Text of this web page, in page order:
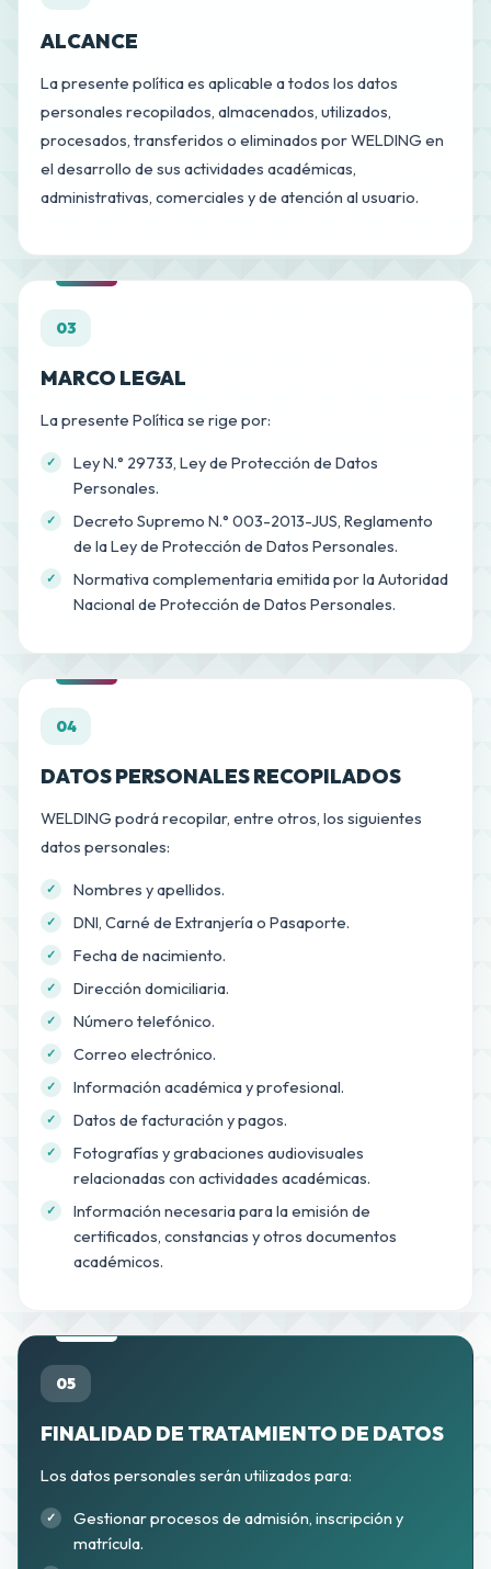
ALCANCE
La presente política es aplicable a todos los datos
personales recopilados, almacenados, utilizados,
procesados, transferidos o eliminados por WELDING en
el desarrollo de sus actividades académicas,
administrativas, comerciales y de atención al usuario.
03
MARCO LEGAL
La presente Política se rige por:
Ley N.° 29733, Ley de Protección de Datos
Personales.
Decreto Supremo N.° 003-2013-JUS, Reglamento
de la Ley de Protección de Datos Personales.
Normativa complementaria emitida por la Autoridad
Nacional de Protección de Datos Personales.
04
DATOS PERSONALES RECOPILADOS
WELDING podrá recopilar, entre otros, los siguientes
datos personales:
Nombres y apellidos.
DNI, Carné de Extranjería o Pasaporte.
Fecha de nacimiento.
Dirección domiciliaria.
Número telefónico.
Correo electrónico.
Información académica y profesional.
Datos de facturación y pagos.
Fotografías y grabaciones audiovisuales
relacionadas con actividades académicas.
Información necesaria para la emisión de
certificados, constancias y otros documentos
académicos.
05
FINALIDAD DE TRATAMIENTO DE DATOS
Los datos personales serán utilizados para:
Gestionar procesos de admisión, inscripción y
matrícula.